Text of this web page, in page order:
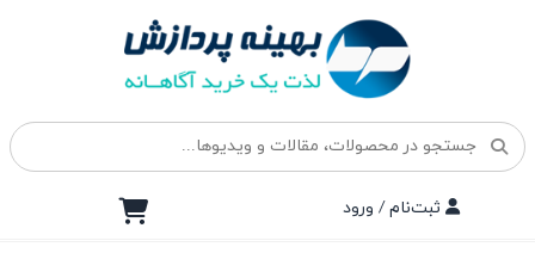
ثبت‌نام / ورود